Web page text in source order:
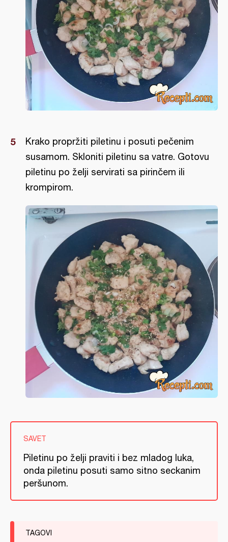
Krako propržiti piletinu i posuti pečenim
susamom. Skloniti piletinu sa vatre. Gotovu
piletinu po želji servirati sa pirinčem ili
krompirom.
SAVET
Piletinu po želji praviti i bez mladog luka,
onda piletinu posuti samo sitno seckanim
peršunom.
TAGOVI